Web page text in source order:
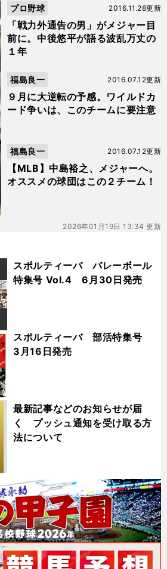
「戦力外通告の男」がメジャー目
前に。中後悠平が語る波乱万丈の
１年
2016.11.28更新
プロ野球
９月に大逆転の予感。ワイルドカ
ード争いは、このチームに要注意
2016.07.12更新
福島良一
【MLB】中島裕之、メジャーへ。
オススメの球団はこの２チーム！
2016.07.12更新
福島良一
2026年01月19日 13:34 更新
スポルティーバ バレーボール
特集号 Vol.4 6月30日発売
スポルティーバ 部活特集号
3月16日発売
最新記事などのお知らせが届
く プッシュ通知を受け取る方
法について